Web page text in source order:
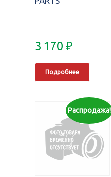
3 170 ₽
Подробнее
Распродажа!